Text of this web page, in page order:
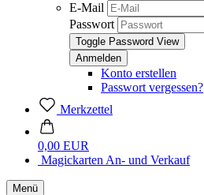
E-Mail
Passwort
Toggle Password View
Konto erstellen
Passwort vergessen?
Merkzettel
0,00 EUR
Magickarten An- und Verkauf
Menü